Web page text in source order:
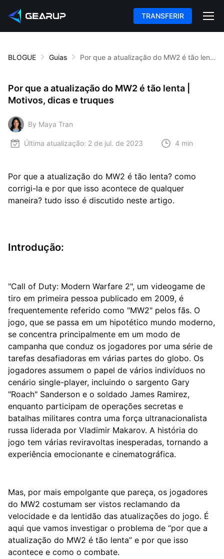
TRANSFERIR
BLOGUE Guias Por que a atualização do MW2 é tão lenta | Motivos, dicas e truques
Por que a atualização do MW2 é tão lenta |
Motivos, dicas e truques
By Maya Tran
Última atualização: 2 de jul. de 2023 4 min
Por que a atualização do MW2 é tão lenta? como
corrigi-la e por que isso acontece de qualquer
maneira? tudo isso é discutido neste artigo.
Introdução:
"Call of Duty: Modern Warfare 2", um videogame de
tiro em primeira pessoa publicado em 2009, é
frequentemente referido como "MW2" pelos fãs. O
jogo, que se passa em um hipotético mundo moderno,
se concentra principalmente em um modo de
campanha que conduz os jogadores por uma série de
tarefas desafiadoras em várias partes do globo. Os
jogadores assumem o papel de vários indivíduos no
cenário single-player, incluindo o sargento Gary
"Roach" Sanderson e o soldado James Ramirez,
enquanto participam de operações secretas e
batalhas militares contra uma força ultranacionalista
russa liderada por Vladimir Makarov. A história do
jogo tem várias reviravoltas inesperadas, tornando a
experiência emocionante e cinematográfica.
Mas, por mais empolgante que pareça, os jogadores
do MW2 costumam ser vistos reclamando da
velocidade e da lentidão das atualizações do jogo. É
aqui que vamos investigar o problema de “por que a
atualização do MW2 é tão lenta” e por que isso
acontece e como o combate.